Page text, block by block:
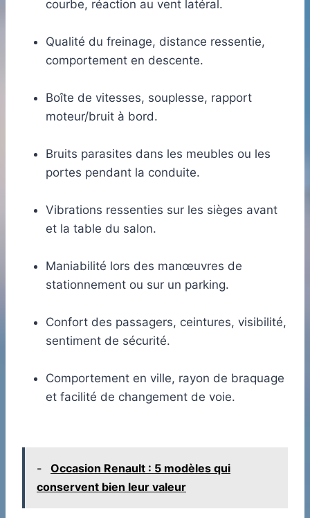
courbe, réaction au vent latéral.
Qualité du freinage, distance ressentie,
comportement en descente.
Boîte de vitesses, souplesse, rapport
moteur/bruit à bord.
Bruits parasites dans les meubles ou les
portes pendant la conduite.
Vibrations ressenties sur les sièges avant
et la table du salon.
Maniabilité lors des manœuvres de
stationnement ou sur un parking.
Confort des passagers, ceintures, visibilité,
sentiment de sécurité.
Comportement en ville, rayon de braquage
et facilité de changement de voie.
-
Occasion Renault : 5 modèles qui
conservent bien leur valeur